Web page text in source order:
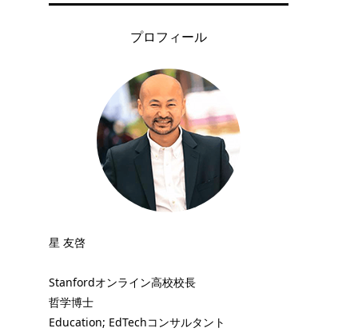
プロフィール
星 友啓
Stanfordオンライン高校校長
哲学博士
Education; EdTechコンサルタント